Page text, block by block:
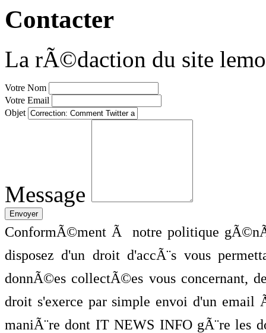
Contacter
La rÃ©daction du site
Votre Nom
Votre Email
Objet
Message
ConformÃ©ment Ã notre politique
disposez d'un droit d'accÃ¨s vous
donnÃ©es collectÃ©es vous concernant,
droit s'exerce par simple envoi d'un
maniÃ¨re dont IT NEWS INFO gÃ¨re les